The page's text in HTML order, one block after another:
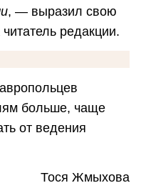
, — выразил свою
редакции.
больше, чаще
от ведения
Тося Жмыхова